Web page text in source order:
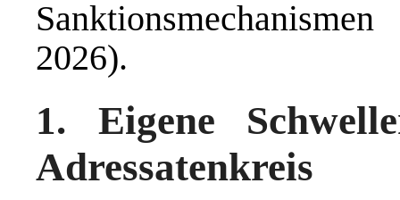
2026).
1. Eigene
Adressatenkreis